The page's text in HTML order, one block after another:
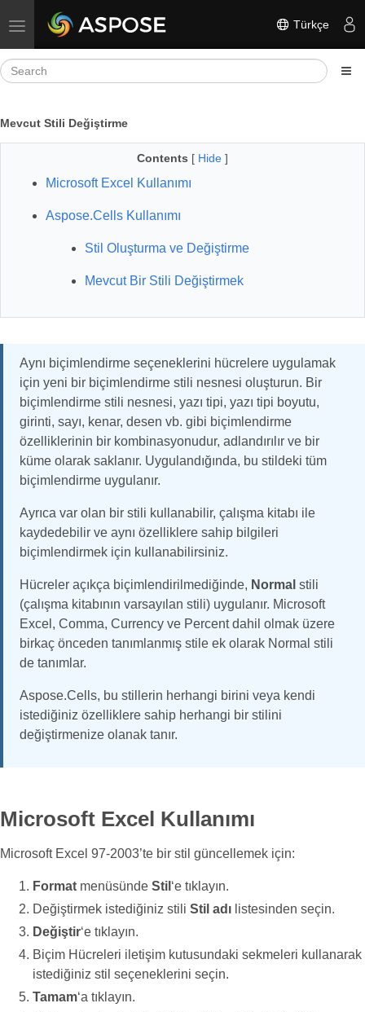
Toggle navigation Türkçe
Mevcut Stili Değiştirme
Contents [ Hide ]
Microsoft Excel Kullanımı
Aspose.Cells Kullanımı
Stil Oluşturma ve Değiştirme
Mevcut Bir Stili Değiştirmek
Aynı biçimlendirme seçeneklerini hücrelere uygulamak
için yeni bir biçimlendirme stili nesnesi oluşturun. Bir
biçimlendirme stili nesnesi, yazı tipi, yazı tipi boyutu,
girinti, sayı, kenar, desen vb. gibi biçimlendirme
özelliklerinin bir kombinasyonudur, adlandırılır ve bir
küme olarak saklanır. Uygulandığında, bu stildeki tüm
biçimlendirme uygulanır.
Ayrıca var olan bir stili kullanabilir, çalışma kitabı ile
kaydedebilir ve aynı özelliklere sahip bilgileri
biçimlendirmek için kullanabilirsiniz.
Hücreler açıkça biçimlendirilmediğinde, Normal stili
(çalışma kitabının varsayılan stili) uygulanır. Microsoft
Excel, Comma, Currency ve Percent dahil olmak üzere
birkaç önceden tanımlanmış stile ek olarak Normal stili
de tanımlar.
Aspose.Cells, bu stillerin herhangi birini veya kendi
istediğiniz özelliklere sahip herhangi bir stilini
değiştirmenize olanak tanır.
Microsoft Excel Kullanımı
Microsoft Excel 97-2003’te bir stil güncellemek için:
Format menüsünde Stil ‘e tıklayın.
Değiştirmek istediğiniz stili Stil adı listesinden seçin.
Değiştir‘e tıklayın.
Biçim Hücreleri iletişim kutusundaki sekmeleri kullanarak
istediğiniz stil seçeneklerini seçin.
Tamam‘a tıklayın.